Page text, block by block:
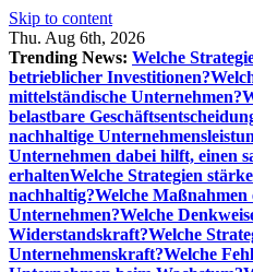
Skip to content
Thu. Aug 6th, 2026
Trending News: Welche
betrieblicher Investitionen?
mittelständische Unternehmen?
belastbare
nachhaltige
Unternehmen dabei hilft, einen
erhaltenWelche Strategien
nachhaltig?Welche
Unternehmen?Welche
Widerstandskraft?Welche
Unternehmenskraft?Welche